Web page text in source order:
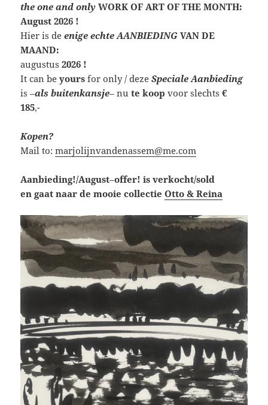
the one and onlyWORK OF ART OF THE MONTH:
August 2026 !
Hier is deenige echte AANBIEDING VAN DE
MAAND:
augustus 2026 !
It can beyours for only / dezeSpeciale Aanbieding
is–als buitenkansje–nute koopvoor slechts€
185,-
Kopen?
Mail to:marjolijnvandenassem@me.com
Aanbieding!/August–offer! is verkocht/sold
en gaat naar de mooie collectieOtto & Reina